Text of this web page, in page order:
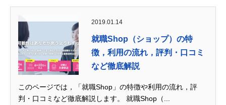
2019.01.14
就職Shop（ショップ）の特
徴，利用の流れ，評判・口コミ
など徹底解説
このページでは，「就職Shop」の特徴や利用の流れ，評
判・口コミなど徹底解説します。 就職Shop（...